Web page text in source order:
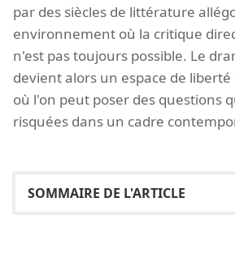
par des siècles de littérature
environnement où la critique
n'est pas toujours possible. Le
devient alors un espace de
où l'on peut poser des questions
risquées dans un cadre